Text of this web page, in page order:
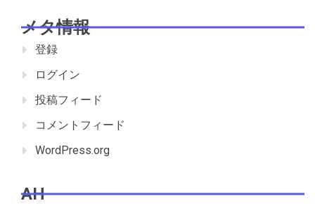
メタ情報
登録
ログイン
投稿フィード
コメントフィード
WordPress.org
AH